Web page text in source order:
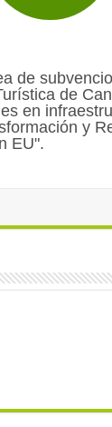
de
de
en
y
EU".